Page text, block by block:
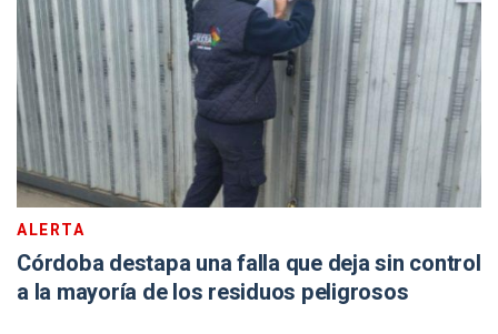
ALERTA
Córdoba destapa una falla que deja sin control
a la mayoría de los residuos peligrosos